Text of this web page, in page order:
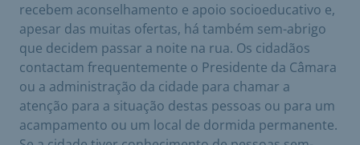
recebem aconselhamento e apoio socioeducativo e,
apesar das muitas ofertas, há também sem-abrigo
que decidem passar a noite na rua. Os cidadãos
contactam frequentemente o Presidente da Câmara
ou a administração da cidade para chamar a
atenção para a situação destas pessoas ou para um
acampamento ou um local de dormida permanente.